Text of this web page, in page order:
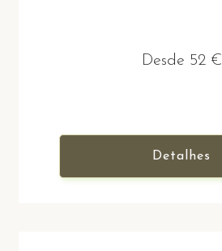
Desde 52 €
Detalhes